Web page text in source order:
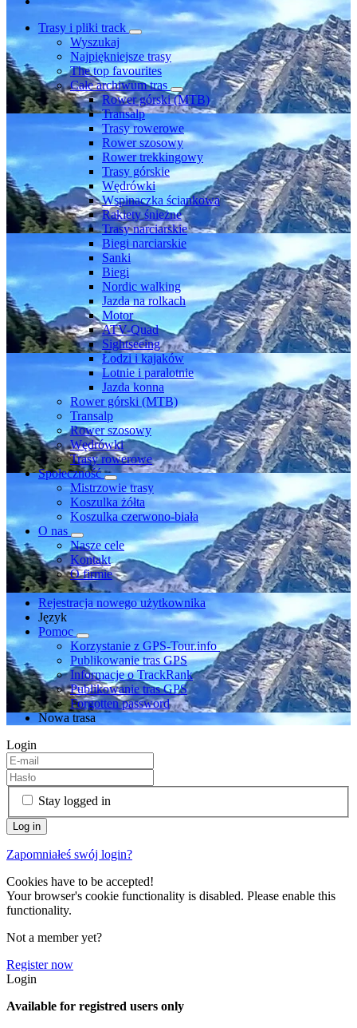
Trasy i pliki track
Wyszukaj
Najpiękniejsze trasy
The top favourites
Całe archiwum tras
Rower górski (MTB)
Transalp
Trasy rowerowe
Rower szosowy
Rower trekkingowy
Trasy górskie
Wędrówki
Wspinaczka ściankowa
Rakiety śnieżne
Trasy narciarskie
Biegi narciarskie
Sanki
Biegi
Nordic walking
Jazda na rolkach
Motor
ATV-Quad
Sightseeing
Łodzi i kajaków
Lotnie i paralotnie
Jazda konna
Rower górski (MTB)
Transalp
Rower szosowy
Wędrówki
Trasy rowerowe
Społeczność
Mistrzowie trasy
Koszulka żółta
Koszulka czerwono-biała
O nas
Nasze cele
Kontakt
O firmie
Rejestracja nowego użytkownika
Język
Pomoc
Korzystanie z GPS-Tour.info
Publikowanie tras GPS
Informacje o TrackRank
Publikowanie tras GPS
Forgotten password
Nowa trasa
Login
Stay logged in
Zapomniałeś swój login?
Cookies have to be accepted!
Your browser's cookie functionality is disabled. Please enable this
functionality.
Not a member yet?
Register now
Login
Available for registred users only